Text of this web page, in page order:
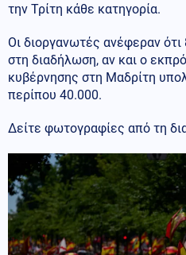
την Τρίτη κάθε κατηγορία.
Οι διοργανωτές ανέφεραν
στη διαδήλωση, αν και ο
κυβέρνησης στη Μαδρίτη
περίπου 40.000.
Δείτε φωτογραφίες από τη